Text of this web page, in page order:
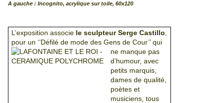
A gauche : Incognito, acrylique sur toile, 60x120
L’exposition associe le sculpteur Serge Castillo
pour un ‘’Défilé de mode des Gens de Cour’’ qui
nemanque pas
d’humour, avec
petits marquis,
dames de qualité,
poètes et
musiciens, tous